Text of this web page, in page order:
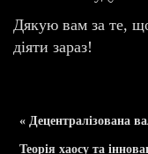
Дякую вам за те, що
діяти зараз!
« Децентралізована
Теорія хаосу та